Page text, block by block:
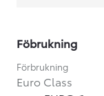
Från 599 900 kr
Nya Corolla Cross
Föbrukning
Förbrukning
Euro Class